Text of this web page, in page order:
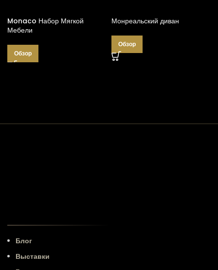
Monaco Набор Мягкой
Мебели
Обзор
Монреальский диван
Обзор
Блог
Выставки